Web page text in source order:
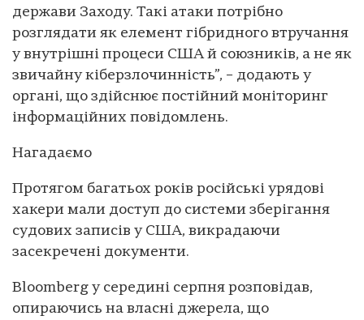
держави Заходу. Такі атаки потрібно
розглядати як елемент гібридного втручання
у внутрішні процеси США й союзників, а не як
звичайну кіберзлочинність”, – додають у
органі, що здійснює постійний моніторинг
інформаційних повідомлень.
Нагадаємо
Протягом багатьох років російські урядові
хакери мали доступ до системи зберігання
судових записів у США, викрадаючи
засекречені документи.
Bloomberg у середині серпня розповідав,
опираючись на власні джерела, що